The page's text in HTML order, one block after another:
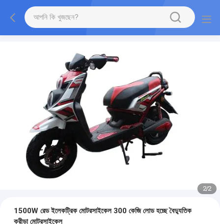
2/2
1500W রেড ইলেকট্রিক মোটরসাইকেল 300 কেজি লোড হচ্ছে বৈদ্যুতিক
ক্রীড়া মোটরসাইকেল